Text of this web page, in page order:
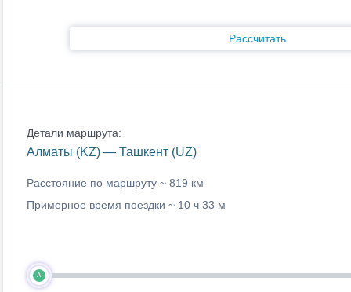
Рассчитать
Детали маршрута:
Алматы (KZ) — Ташкент (UZ)
Расстояние по маршруту ~ 819 км
Примерное время поездки ~ 10 ч 33 м
A